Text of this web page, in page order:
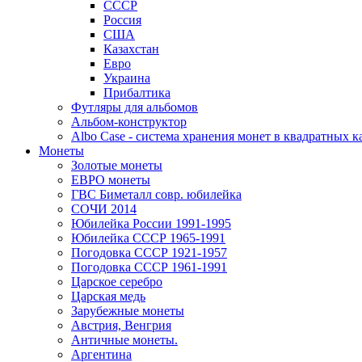
СССР
Россия
США
Казахстан
Евро
Украина
Прибалтика
Футляры для альбомов
Альбом-конструктор
Albo Case - система хранения монет в квадратных
Монеты
Золотые монеты
ЕВРО монеты
ГВС Биметалл совр. юбилейка
СОЧИ 2014
Юбилейка России 1991-1995
Юбилейка СССР 1965-1991
Погодовка СССР 1921-1957
Погодовка СССР 1961-1991
Царское серебро
Царская медь
Зарубежные монеты
Австрия, Венгрия
Античные монеты.
Аргентина